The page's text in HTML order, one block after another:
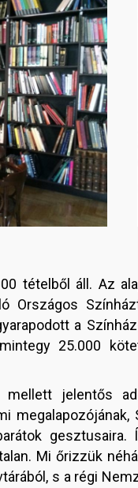
tételből áll. Az
Országos
a
mintegy 25.000
jelentős
Mi őrizzük
s a régi